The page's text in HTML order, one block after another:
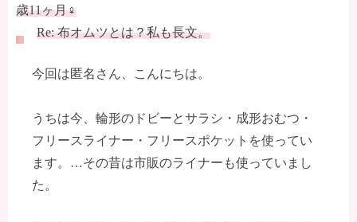
歳11ヶ月♀
Re: 布オムツとは？私も長文。
今回は匿名さん、こんにちは。
うちは今、輪形のドビーとサラシ・成形おむつ・
フリースライナー・フリースポケットを使ってい
ます。…その昔は市販のライナーも使っていまし
た。